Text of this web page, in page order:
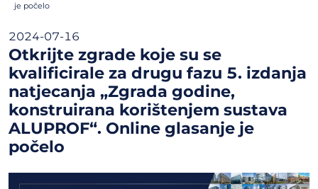
je počelo
2024-07-16
Otkrijte zgrade koje su se
kvalificirale za drugu fazu 5. izdanja
natjecanja „Zgrada godine,
konstruirana korištenjem sustava
ALUPROF“. Online glasanje je
počelo